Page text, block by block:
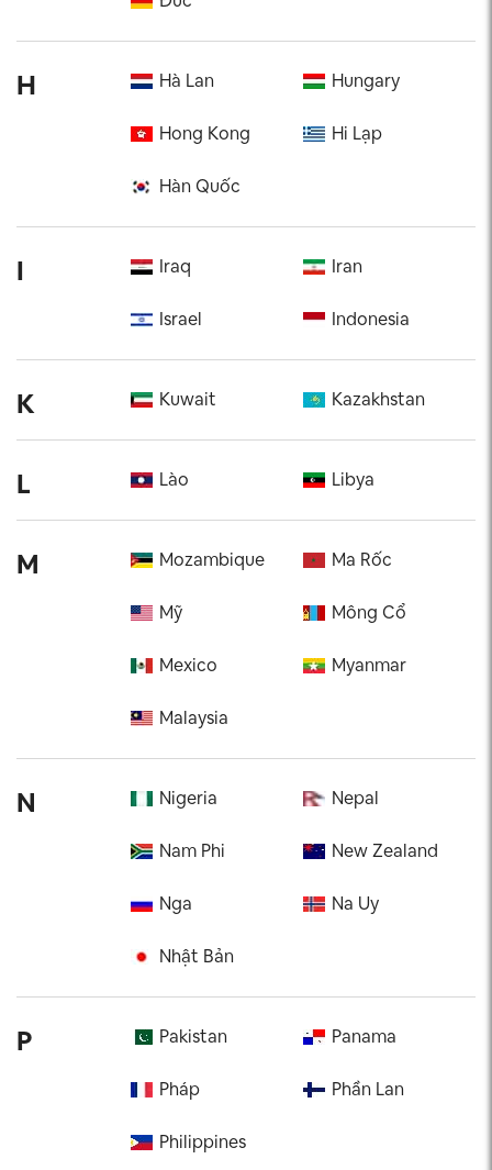
H Hà Lan Hungary
Hong Kong Hi Lạp
Hàn Quốc
I Iraq Iran
Israel Indonesia
K Kuwait Kazakhstan
L Lào Libya
M Mozambique Ma Rốc
Mỹ Mông Cổ
Mexico Myanmar
Malaysia
N Nigeria Nepal
Nam Phi New Zealand
Nga Na Uy
Nhật Bản
P Pakistan Panama
Pháp Phần Lan
Philippines